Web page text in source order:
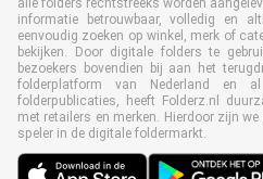
alle folders rechtstreeks worden
informatie betrouwbaar, volledig en
eenvoudig zoeken op winkel, merk of
bekijken. Door digitale folders te
bezoekers bovendien bij aan het
folderplatform van Nederland
folderpublicaties, heeft Folderz.nl
met retailers en merken. Hierdoor zijn
speler in de digitale foldermarkt.